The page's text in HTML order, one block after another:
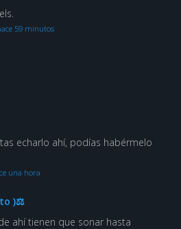
59 minutos
echarlo ahí, podías habérmelo
una hora
)⚖
ahí tienen que sonar hasta